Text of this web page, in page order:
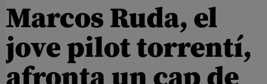
Marcos Ruda, el
jove pilot torrentí,